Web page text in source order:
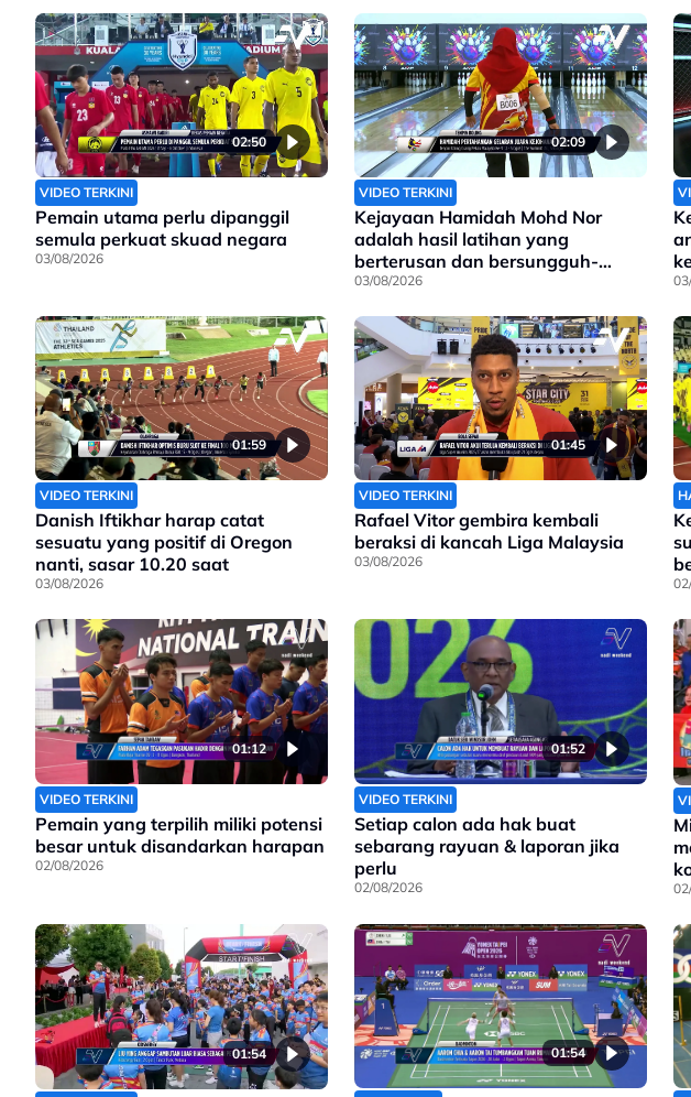
02:50
VIDEO TERKINI
Pemain utama perlu dipanggil
semula perkuat skuad negara
03/08/2026
02:09
VIDEO TERKINI
Kejayaan Hamidah Mohd Nor
adalah hasil latihan yang
berterusan dan bersungguh-
sungguh
03/08/2026
01:59
VIDEO TERKINI
Danish Iftikhar harap catat
sesuatu yang positif di Oregon
nanti, sasar 10.20 saat
03/08/2026
01:45
VIDEO TERKINI
Rafael Vitor gembira kembali
beraksi di kancah Liga Malaysia
03/08/2026
01:12
VIDEO TERKINI
Pemain yang terpilih miliki potensi
besar untuk disandarkan harapan
02/08/2026
01:52
VIDEO TERKINI
Setiap calon ada hak buat
sebarang rayuan & laporan jika
perlu
02/08/2026
01:54 01:54